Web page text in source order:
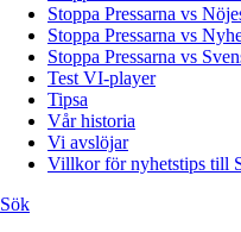
Stoppa Pressarna vs
Stoppa Pressarna vs
Stoppa Pressarna vs
Test VI-player
Tipsa
Vår historia
Vi avslöjar
Villkor för nyhetstips till
Sök